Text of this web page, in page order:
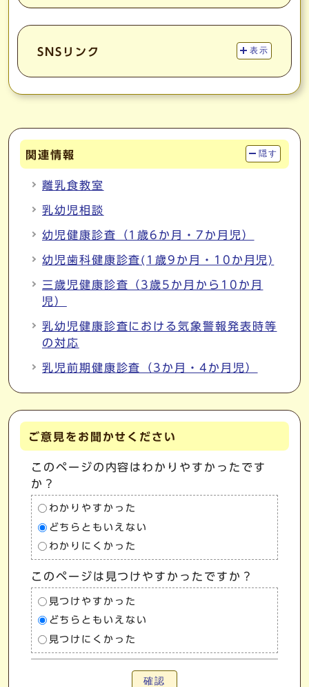
SNSリンク 表示
関連情報 隠す
離乳食教室
乳幼児相談
幼児健康診査（1歳6か月・7か月児）
幼児歯科健康診査(1歳9か月・10か月児)
三歳児健康診査（3歳5か月から10か月
児）
乳幼児健康診査における気象警報発表時等
の対応
乳児前期健康診査（3か月・4か月児）
ご意見をお聞かせください
このページの内容はわかりやすかったです
か？
わかりやすかった
どちらともいえない
わかりにくかった
このページは見つけやすかったですか？
見つけやすかった
どちらともいえない
見つけにくかった
確認